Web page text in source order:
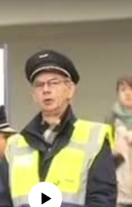
source currently